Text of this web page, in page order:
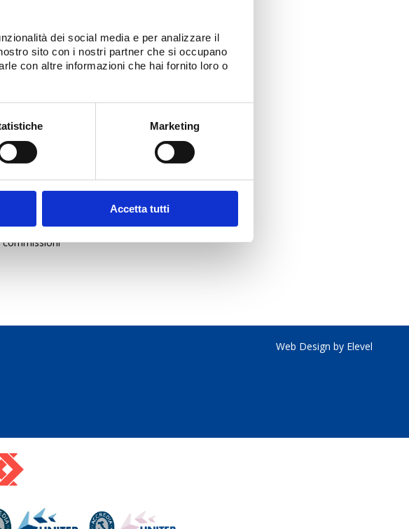
dei social media e per analizzare il
sito con i nostri partner che si occupano
con altre informazioni che hai fornito loro o
Marketing
Accetta tutti
commissioni
Web Design by Elevel